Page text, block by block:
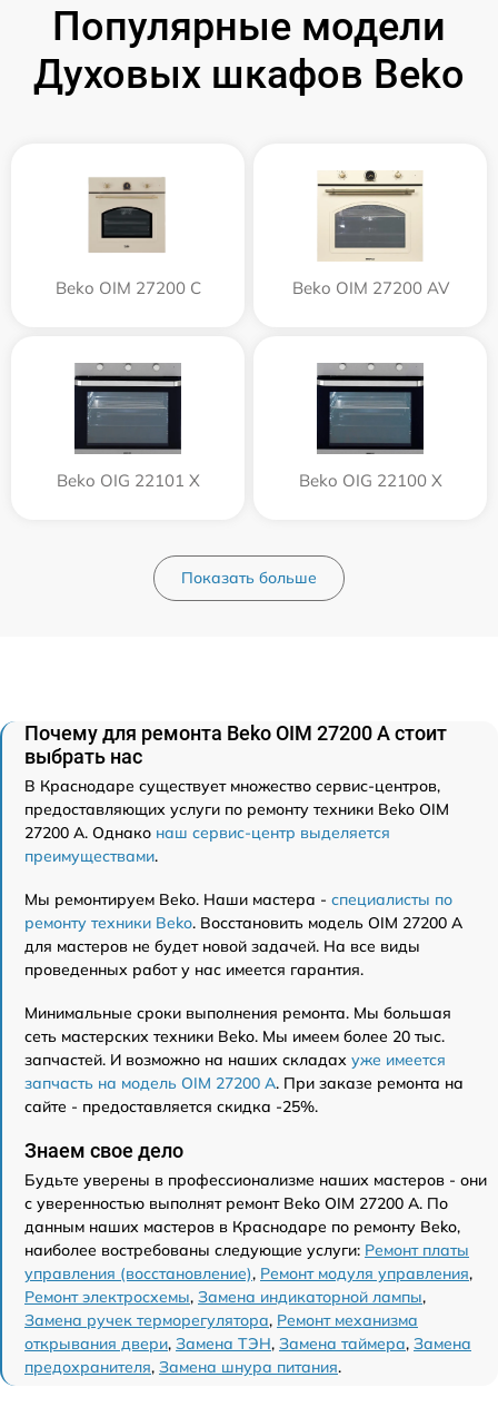
Популярные модели
Духовых шкафов Beko
Beko OIM 27200 C Beko OIM 27200 AV
Beko OIG 22101 X Beko OIG 22100 X
Показать больше
Почему для ремонта Beko OIM 27200 A стоит
выбрать нас
В Краснодаре существует множество сервис-центров,
предоставляющих услуги по ремонту техники Beko OIM
27200 A. Однако наш сервис-центр выделяется
преимуществами.
Мы ремонтируем Beko. Наши мастера - специалисты по
ремонту техники Beko. Восстановить модель OIM 27200 A
для мастеров не будет новой задачей. На все виды
проведенных работ у нас имеется гарантия.
Минимальные сроки выполнения ремонта. Мы большая
сеть мастерских техники Beko. Мы имеем более 20 тыс.
запчастей. И возможно на наших складах уже имеется
запчасть на модель OIM 27200 A. При заказе ремонта на
сайте - предоставляется скидка -25%.
Знаем свое дело
Будьте уверены в профессионализме наших мастеров - они
с уверенностью выполнят ремонт Beko OIM 27200 A. По
данным наших мастеров в Краснодаре по ремонту Beko,
наиболее востребованы следующие услуги: Ремонт платы
управления (восстановление), Ремонт модуля управления,
Ремонт электросхемы, Замена индикаторной лампы,
Замена ручек терморегулятора, Ремонт механизма
открывания двери, Замена ТЭН, Замена таймера, Замена
предохранителя, Замена шнура питания.